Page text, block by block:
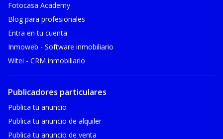
Fotocasa Academy
Blog para profesionales
Entra en tu cuenta
Inmoweb - Software inmobiliario
Witei - CRM inmobiliario
Publicadores particulares
Publica tu anuncio
Publica tu anuncio de alquiler
Publica tu anuncio de venta